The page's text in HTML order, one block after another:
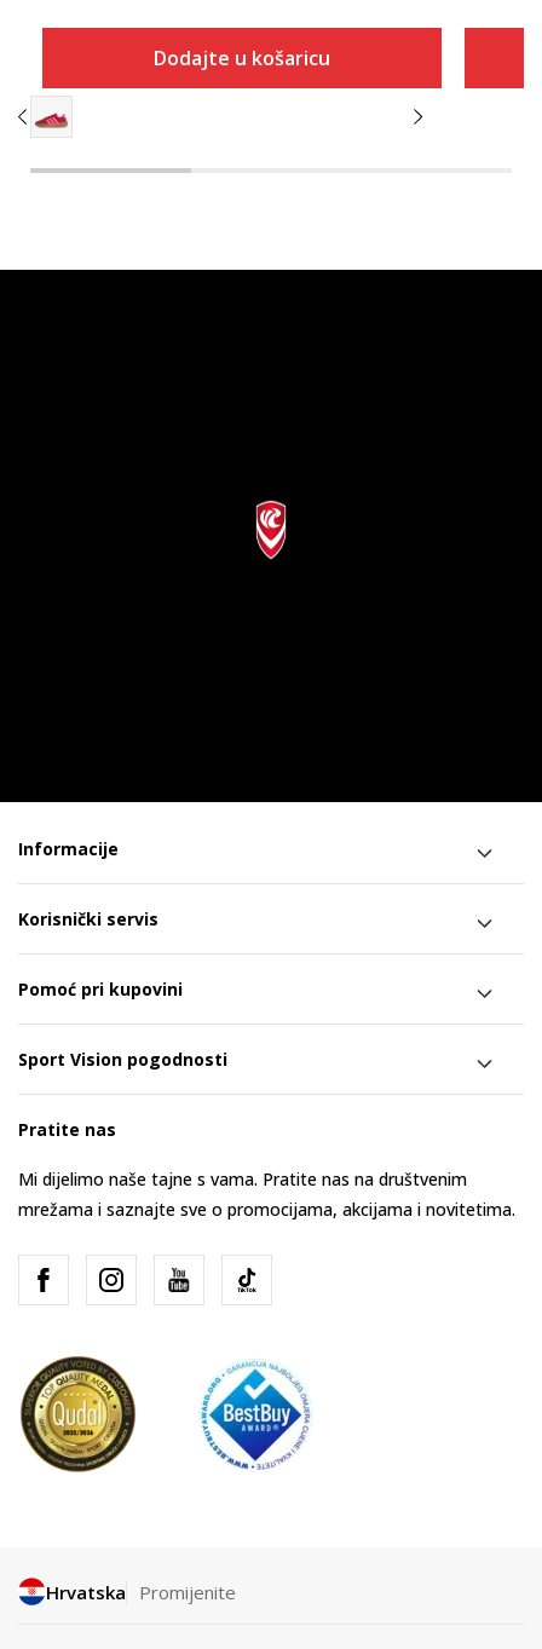
Dodajte u košaricu
Informacije
Korisnički servis
Pomoć pri kupovini
Sport Vision pogodnosti
Pratite nas
Mi dijelimo naše tajne s vama. Pratite nas na društvenim
mrežama i saznajte sve o promocijama, akcijama i novitetima.
Hrvatska Promijenite